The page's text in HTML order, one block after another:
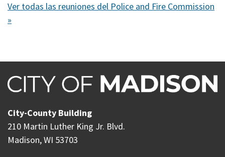
Ver todas las reuniones del Police and Fire Commission
»
City-County Building
210 Martin Luther King Jr. Blvd.
Madison, WI 53703